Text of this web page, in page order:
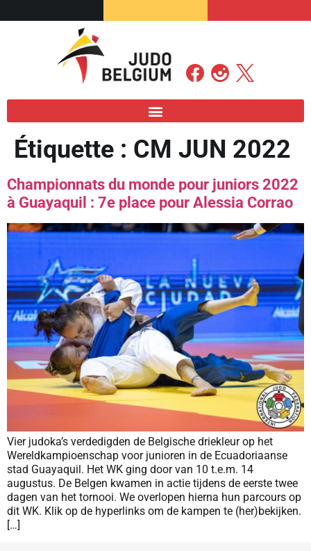
Étiquette : CM JUN 2022
Championnats du monde pour juniors 2022
à Guayaquil : 7e place pour Alessia Corrao
Vier judoka’s verdedigden de Belgische driekleur op het
Wereldkampioenschap voor junioren in de Ecuadoriaanse
stad Guayaquil. Het WK ging door van 10 t.e.m. 14
augustus. De Belgen kwamen in actie tijdens de eerste twee
dagen van het tornooi. We overlopen hierna hun parcours op
dit WK. Klik op de hyperlinks om de kampen te (her)bekijken.
[…]